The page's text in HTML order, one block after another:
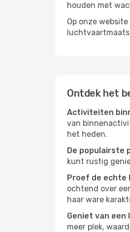
houden met
Op onze
Ontdek het
Activiteiten
van
het heden.
De populairste
kunt rustig
Proef de echte
ochtend over
haar ware
Geniet van een
meer plek,